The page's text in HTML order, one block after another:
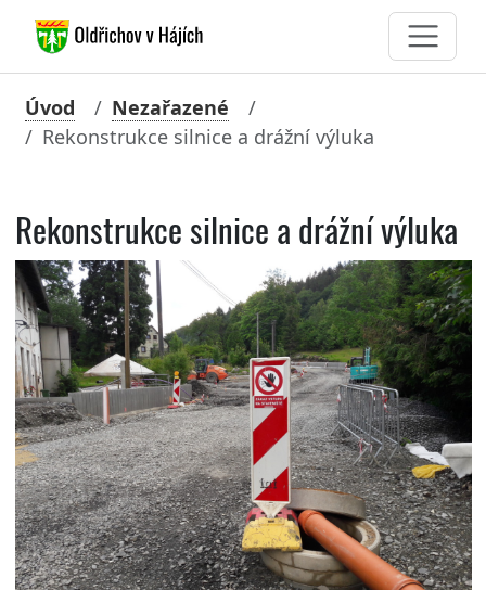
Úvod
Nezařazené
Rekonstrukce silnice a drážní výluka
Rekonstrukce silnice a drážní výluka